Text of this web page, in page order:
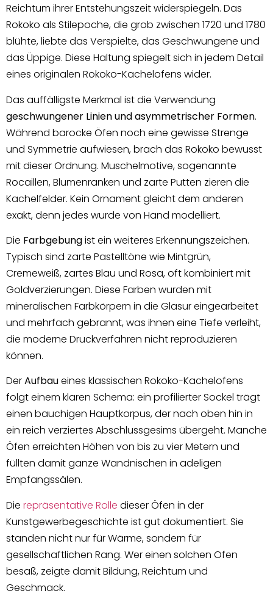
Reichtum ihrer Entstehungszeit widerspiegeln. Das
Rokoko als Stilepoche, die grob zwischen 1720 und 1780
blühte, liebte das Verspielte, das Geschwungene und
das Üppige. Diese Haltung spiegelt sich in jedem Detail
eines originalen Rokoko-Kachelofens wider.
Das auffälligste Merkmal ist die Verwendung
geschwungener Linien und asymmetrischer Formen.
Während barocke Öfen noch eine gewisse Strenge
und Symmetrie aufwiesen, brach das Rokoko bewusst
mit dieser Ordnung. Muschelmotive, sogenannte
Rocaillen, Blumenranken und zarte Putten zieren die
Kachelfelder. Kein Ornament gleicht dem anderen
exakt, denn jedes wurde von Hand modelliert.
Die Farbgebungist ein weiteres Erkennungszeichen.
Typisch sind zarte Pastelltöne wie Mintgrün,
Cremeweiß, zartes Blau und Rosa, oft kombiniert mit
Goldverzierungen. Diese Farben wurden mit
mineralischen Farbkörpern in die Glasur eingearbeitet
und mehrfach gebrannt, was ihnen eine Tiefe verleiht,
die moderne Druckverfahren nicht reproduzieren
können.
DerAufbaueines klassischen Rokoko-Kachelofens
folgt einem klaren Schema: ein profilierter Sockel trägt
einen bauchigen Hauptkorpus, der nach oben hin in
ein reich verziertes Abschlussgesims übergeht. Manche
Öfen erreichten Höhen von bis zu vier Metern und
füllten damit ganze Wandnischen in adeligen
Empfangssälen.
Die repräsentative Rolle dieser Öfen in der
Kunstgewerbegeschichte ist gut dokumentiert. Sie
standen nicht nur für Wärme, sondern für
gesellschaftlichen Rang. Wer einen solchen Ofen
besaß, zeigte damit Bildung, Reichtum und
Geschmack.